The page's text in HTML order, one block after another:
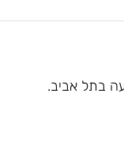
בתל אביב.